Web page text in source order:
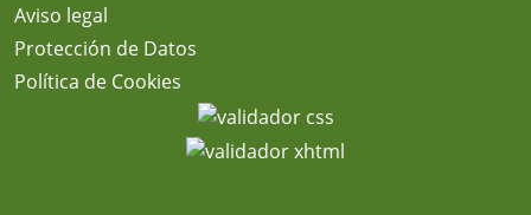
Aviso legal
Protección de Datos
Política de Cookies